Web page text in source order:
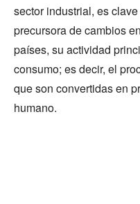
sector industrial, es
precursora de cambios
países, su actividad
consumo; es decir, el
que son convertidas en
humano.